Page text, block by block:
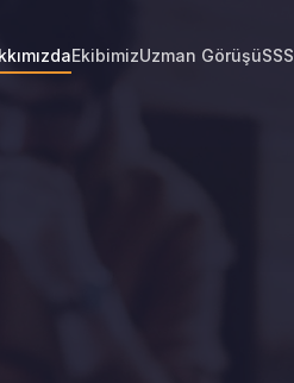
EkibimizUzman GörüşüSSS